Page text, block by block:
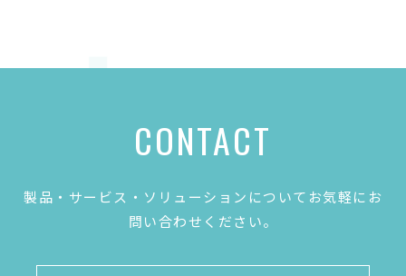
CONTACT
製品・サービス・ソリューションについてお気軽にお
問い合わせください。